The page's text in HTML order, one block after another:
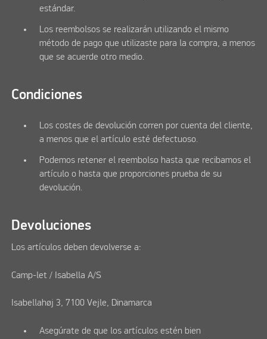
estándar.
Los reembolsos se realizarán utilizando el mismo
método de pago que utilizaste para la compra, a menos
que se acuerde otro medio.
Condiciones
Los costes de devolución corren por cuenta del cliente,
a menos que el artículo esté defectuoso.
Podemos retener el reembolso hasta que recibamos el
artículo o hasta que proporciones prueba de su
devolución.
Devoluciones
Los artículos deben devolverse a:
Camp-let / Isabella A/S
Isabellahøj 3, 7100 Vejle, Dinamarca
Asegúrate de que los artículos estén bien